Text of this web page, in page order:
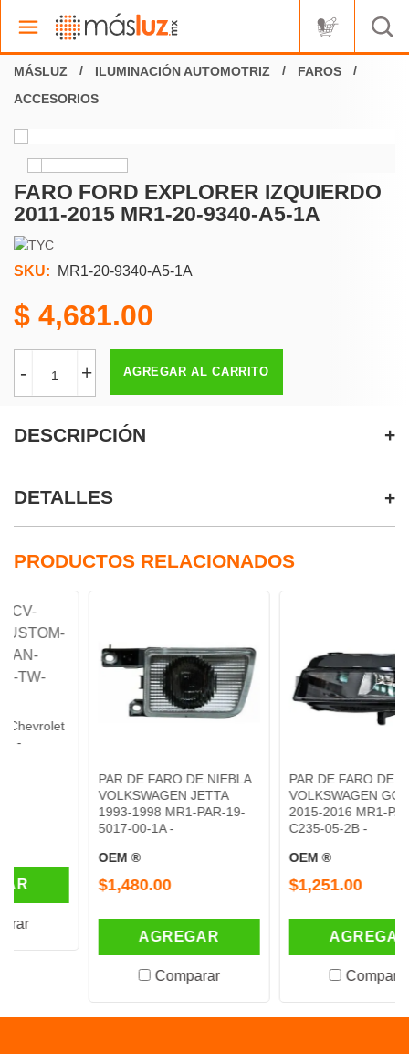
ILUMINACIÓN AUTOMOTRIZ
FAROS
ACCESORIOS
FARO FORD EXPLORER IZQUIERDO
2011-2015 MR1-20-9340-A5-1A
SKU: MR1-20-9340-A5-1A
4,681.00
- + AGREGAR AL CARRITO
DESCRIPCIÓN
DETALLES
PRODUCTOS RELACIONADOS
PAR DE FARO DE NIEBLA
VOLKSWAGEN JETTA
1993-1998 MR1-PAR-19-
5017-00-1A -
$1,480.00
AGREGAR
Comparar
PAR DE FARO DE NIEBLA
VOLKSWAGEN GOLF
2015-2016 MR1-PAR-19-
C235-05-2B -
$1,251.00
AGREGAR
Comparar